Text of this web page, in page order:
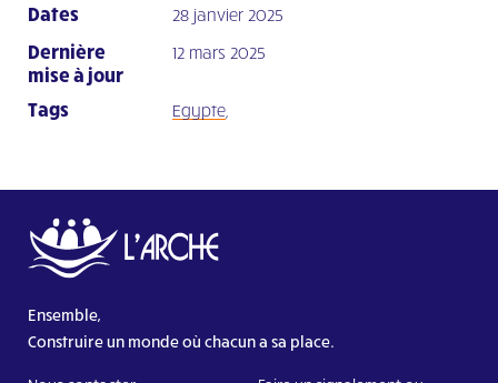
Dates 28 janvier 2025
Dernière
mise à jour
12 mars 2025
Tags Egypte
Ensemble,
Construire un monde où chacun a sa place.